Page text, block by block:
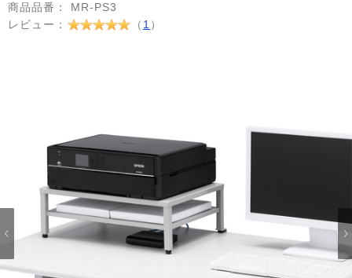
商品品番：
MR-PS3
レビュー：
（ 1 ）